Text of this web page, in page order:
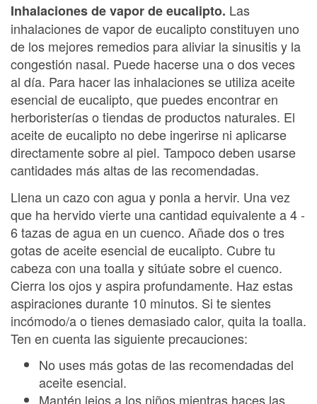
Inhalaciones de vapor de eucalipto. Las
inhalaciones de vapor de eucalipto constituyen uno
de los mejores remedios para aliviar la sinusitis y la
congestión nasal. Puede hacerse una o dos veces
al día. Para hacer las inhalaciones se utiliza aceite
esencial de eucalipto, que puedes encontrar en
herboristerías o tiendas de productos naturales. El
aceite de eucalipto no debe ingerirse ni aplicarse
directamente sobre al piel. Tampoco deben usarse
cantidades más altas de las recomendadas.
Llena un cazo con agua y ponla a hervir. Una vez
que ha hervido vierte una cantidad equivalente a 4 -
6 tazas de agua en un cuenco. Añade dos o tres
gotas de aceite esencial de eucalipto. Cubre tu
cabeza con una toalla y sitúate sobre el cuenco.
Cierra los ojos y aspira profundamente. Haz estas
aspiraciones durante 10 minutos. Si te sientes
incómodo/a o tienes demasiado calor, quita la toalla.
Ten en cuenta las siguiente precauciones:
No uses más gotas de las recomendadas del
aceite esencial.
Mantén lejos a los niños mientras haces las